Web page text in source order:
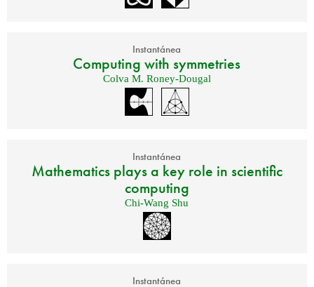
Instantánea
Computing with symmetries
Colva M. Roney-Dougal
Instantánea
Mathematics plays a key role in scientific
computing
Chi-Wang Shu
Instantánea